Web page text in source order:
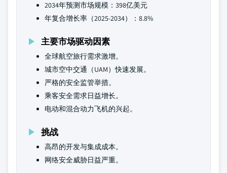
2034年预测市场规模：398亿美元
年复合增长率（2025-2034）：8.8%
主要市场驱动因素
全球航空旅行需求激增。
城市空中交通（UAM）快速发展。
严格的安全监管举措。
乘客安全需求日益增长。
电动和混合动力飞机的兴起。
挑战
高昂的开发与集成成本。
网络安全威胁日益严重。